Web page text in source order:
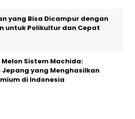
yang Bisa Dicampur dengan
untuk Polikultur dan Cepat
Sistem Machida:
Jepang yang Menghasilkan
di Indonesia